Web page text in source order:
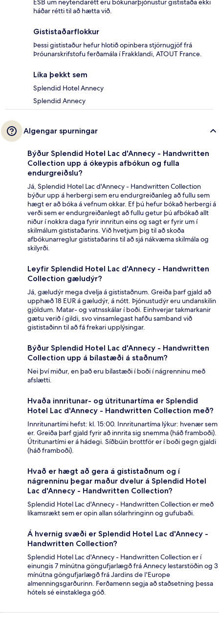
ESB um neytendarétt eru bókunarþjónustur gististaða ekki
háðar rétti til að hætta við.
Gististaðarflokkur
Þessi gististaður hefur hlotið opinbera stjörnugjöf frá
Þróunarskrifstofu ferðamála í Frakklandi, ATOUT France.
Líka þekkt sem
Splendid Hotel Annecy
Splendid Annecy
Algengar spurningar
Býður Splendid Hotel Lac d'Annecy - Handwritten
Collection upp á ókeypis afbókun og fulla
endurgreiðslu?
Já, Splendid Hotel Lac d'Annecy - Handwritten Collection
býður upp á herbergi sem eru endurgreiðanleg að fullu sem
hægt er að bóka á vefnum okkar. Ef þú hefur bókað herbergi á
verði sem er endurgreiðanlegt að fullu getur þú afbókað allt
niður í nokkra daga fyrir innritun eins og sagt er fyrir um í
skilmálum gististaðarins. Við hvetjum þig til að skoða
afbókunarreglur gististaðarins til að sjá nákvæma skilmála og
skilyrði.
Leyfir Splendid Hotel Lac d'Annecy - Handwritten
Collection gæludýr?
Já, gæludýr mega dvelja á gististaðnum. Greiða þarf gjald að
upphæð 18 EUR á gæludýr, á nótt. Þjónustudýr eru undanskilin
gjöldum. Matar- og vatnsskálar í boði. Einhverjar takmarkanir
gætu verið í gildi, svo vinsamlegast hafðu samband við
gististaðinn til að fá frekari upplýsingar.
Býður Splendid Hotel Lac d'Annecy - Handwritten
Collection upp á bílastæði á staðnum?
Nei því miður, en það eru bílastæði í boði í nágrenninu með
afslætti.
Hvaða innritunar- og útritunartíma er Splendid
Hotel Lac d'Annecy - Handwritten Collection með?
Innritunartími hefst: kl. 15:00. Innritunartíma lýkur: hvenær sem
er. Greiða þarf gjald fyrir að innrita sig snemma (háð framboði).
Útritunartími er á hádegi. Síðbúin brottför er í boði gegn gjaldi
(háð framboði).
Hvað er hægt að gera á gististaðnum og í
nágrenninu þegar maður dvelur á Splendid Hotel
Lac d'Annecy - Handwritten Collection?
Splendid Hotel Lac d'Annecy - Handwritten Collection er með
líkamsrækt sem er opin allan sólarhringinn og gufubaði.
Á hvernig svæði er Splendid Hotel Lac d'Annecy -
Handwritten Collection?
Splendid Hotel Lac d'Annecy - Handwritten Collection er í
einungis 7 mínútna göngufjarlægð frá Annecy lestarstöðin og 3
mínútna göngufjarlægð frá Jardins de I'Europe
almenningsgarðurinn. Ferðamenn segja að staðsetning þessa
hótels sé einstaklega góð.